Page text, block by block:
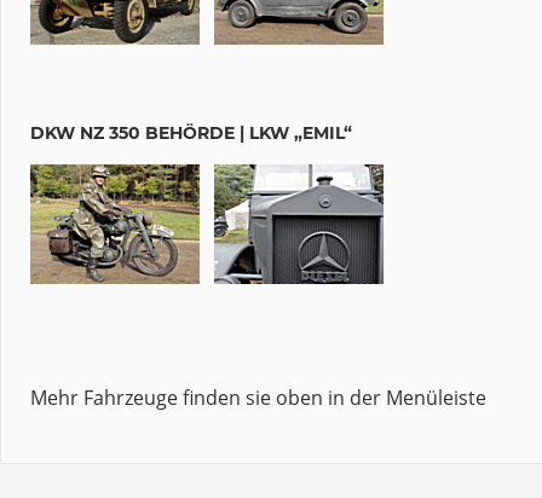
DKW NZ 350 BEHÖRDE | LKW „EMIL“
Mehr Fahrzeuge finden sie oben in der Menüleiste